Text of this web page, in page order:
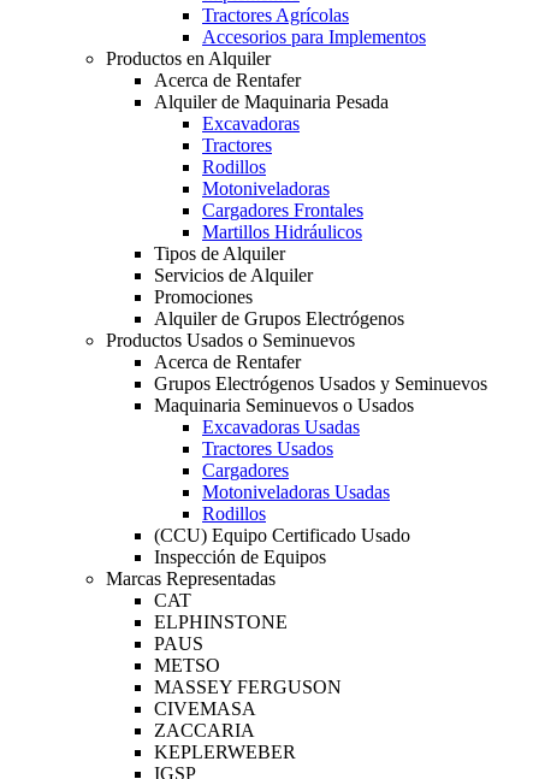
Tractores Agrícolas
Accesorios para Implementos
Productos en Alquiler
Acerca de Rentafer
Alquiler de Maquinaria Pesada
Excavadoras
Tractores
Rodillos
Motoniveladoras
Cargadores Frontales
Martillos Hidráulicos
Tipos de Alquiler
Servicios de Alquiler
Promociones
Alquiler de Grupos Electrógenos
Productos Usados o Seminuevos
Acerca de Rentafer
Grupos Electrógenos Usados y Seminuevos
Maquinaria Seminuevos o Usados
Excavadoras Usadas
Tractores Usados
Cargadores
Motoniveladoras Usadas
Rodillos
(CCU) Equipo Certificado Usado
Inspección de Equipos
Marcas Representadas
CAT
ELPHINSTONE
PAUS
METSO
MASSEY FERGUSON
CIVEMASA
ZACCARIA
KEPLERWEBER
IGSP